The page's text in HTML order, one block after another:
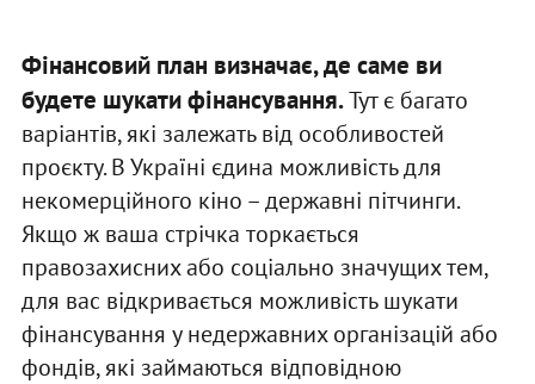
Фінансовий план визначає, де саме ви
будете шукати фінансування.Тут є багато
варіантів, які залежать від особливостей
проєкту. В Україні єдина можливість для
некомерційного кіно – державні пітчинги.
Якщо ж ваша стрічка торкається
правозахисних або соціально значущих тем,
для вас відкривається можливість шукати
фінансування у недержавних організацій або
фондів, які займаються відповідною